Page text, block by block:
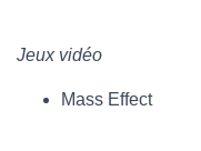
Jeux vidéo
Mass Effect